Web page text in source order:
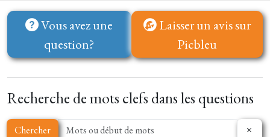
Vous avez une
question?
Laisser un avis sur
Picbleu
Recherche de mots clefs dans les questions
Chercher